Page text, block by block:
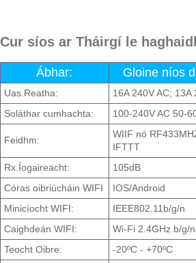
Cur síos ar Tháirgí le
Ábhar: Gloine níos
Uas.Reatha:
16A 240V AC; 13A
Soláthar cumhachta:
100-240V AC 50-
Feidhm:
WIIF nó
IFTTT
Rx.Íogaireacht:
105dB
Córas oibriúcháin WIFI
IOS/Android
Minicíocht WIFI:
IEEE802.11b/g/n
Caighdeán WIFI:
Wi-Fi 2.4GHz b/g/n
Teocht Oibre:
-20ºC - +70ºC